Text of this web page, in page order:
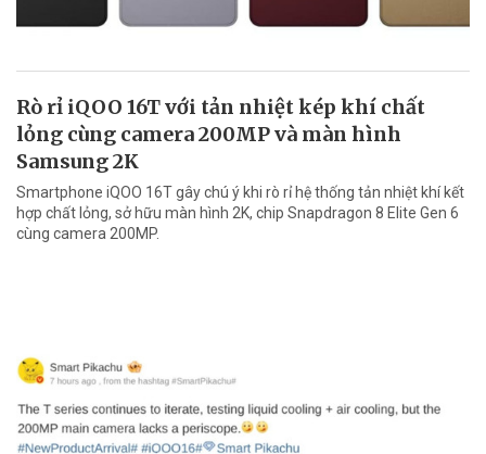
Rò rỉ iQOO 16T với tản nhiệt kép khí chất
lỏng cùng camera 200MP và màn hình
Samsung 2K
Smartphone iQOO 16T gây chú ý khi rò rỉ hệ thống tản nhiệt khí kết
hợp chất lỏng, sở hữu màn hình 2K, chip Snapdragon 8 Elite Gen 6
cùng camera 200MP.